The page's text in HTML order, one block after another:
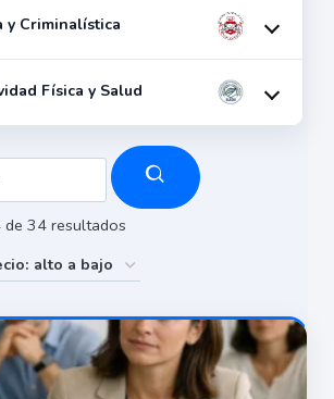
y Criminalística
Física y Salud
34 resultados
por
alto
a
bajo